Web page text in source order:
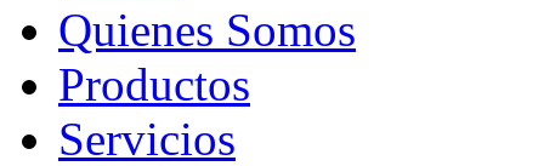
Quienes Somos
Productos
Servicios